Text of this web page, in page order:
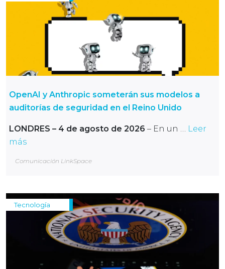
OpenAI y Anthropic someterán sus modelos a
auditorías de seguridad en el Reino Unido
LONDRES – 4 de agosto de 2026 – En un … Leer
más
Comunicación LinkSpace
Tecnología